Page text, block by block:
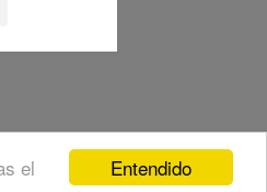
Entendido
el